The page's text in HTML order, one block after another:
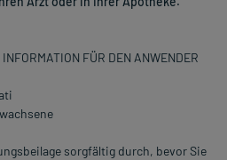
FÜR DEN ANWENDER
sorgfältig durch, bevor Sie